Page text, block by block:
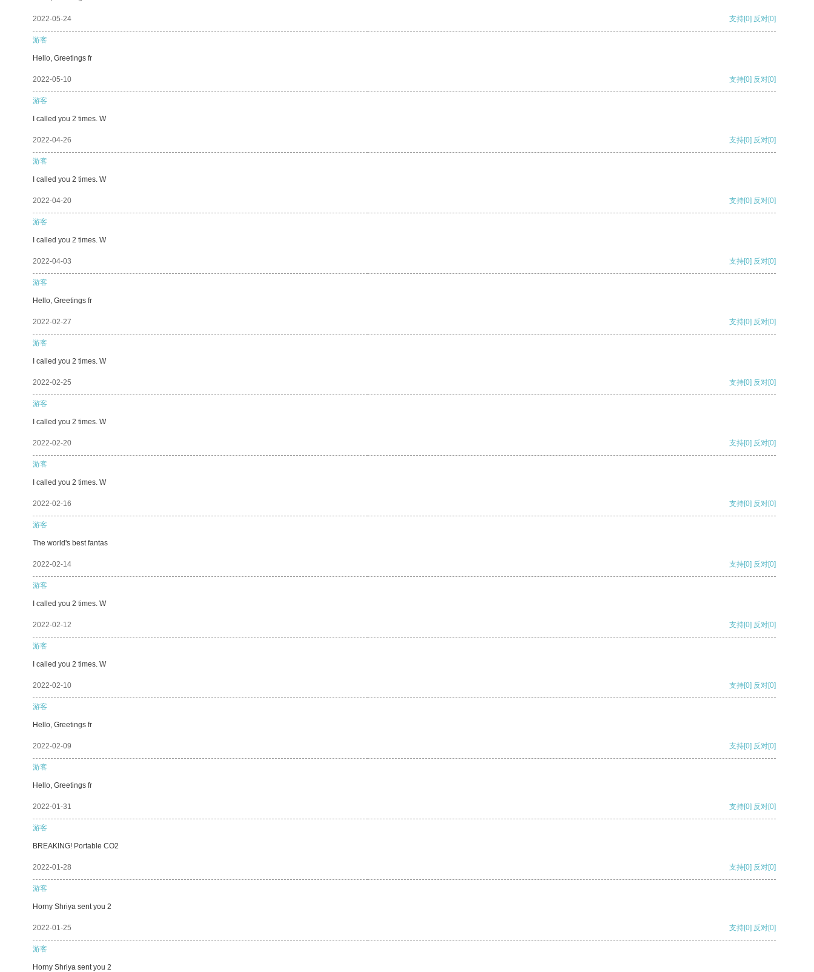
2022-05-24 支持[0] 反对[0]
游客
Hello, Greetings fr
2022-05-10 支持[0] 反对[0]
游客
I called you 2 times. W
2022-04-26 支持[0] 反对[0]
游客
I called you 2 times. W
2022-04-20 支持[0] 反对[0]
游客
I called you 2 times. W
2022-04-03 支持[0] 反对[0]
游客
Hello, Greetings fr
2022-02-27 支持[0] 反对[0]
游客
I called you 2 times. W
2022-02-25 支持[0] 反对[0]
游客
I called you 2 times. W
2022-02-20 支持[0] 反对[0]
游客
I called you 2 times. W
2022-02-16 支持[0] 反对[0]
游客
The world's best fantas
2022-02-14 支持[0] 反对[0]
游客
I called you 2 times. W
2022-02-12 支持[0] 反对[0]
游客
I called you 2 times. W
2022-02-10 支持[0] 反对[0]
游客
Hello, Greetings fr
2022-02-09 支持[0] 反对[0]
游客
Hello, Greetings fr
2022-01-31 支持[0] 反对[0]
游客
BREAKING! Portable CO2
2022-01-28 支持[0] 反对[0]
游客
Horny Shriya sent you 2
2022-01-25 支持[0] 反对[0]
游客
Horny Shriya sent you 2